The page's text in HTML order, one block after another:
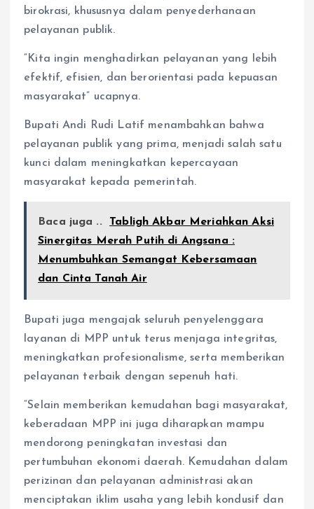
birokrasi, khususnya dalam penyederhanaan
pelayanan publik.
“Kita ingin menghadirkan pelayanan yang lebih
efektif, efisien, dan berorientasi pada kepuasan
masyarakat” ucapnya.
Bupati Andi Rudi Latif menambahkan bahwa
pelayanan publik yang prima, menjadi salah satu
kunci dalam meningkatkan kepercayaan
masyarakat kepada pemerintah.
Baca juga ..
Tabligh Akbar Meriahkan Aksi
Sinergitas Merah Putih di Angsana :
Menumbuhkan Semangat Kebersamaan
dan Cinta Tanah Air
Bupati juga mengajak seluruh penyelenggara
layanan di MPP untuk terus menjaga integritas,
meningkatkan profesionalisme, serta memberikan
pelayanan terbaik dengan sepenuh hati.
“Selain memberikan kemudahan bagi masyarakat,
keberadaan MPP ini juga diharapkan mampu
mendorong peningkatan investasi dan
pertumbuhan ekonomi daerah. Kemudahan dalam
perizinan dan pelayanan administrasi akan
menciptakan iklim usaha yang lebih kondusif dan